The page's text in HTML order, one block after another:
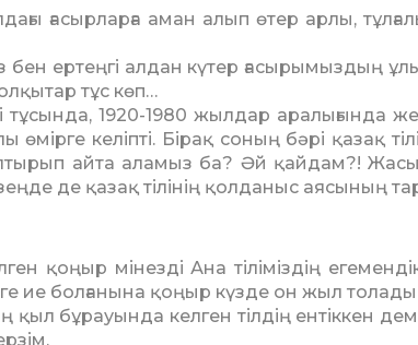
ғасырларға аман алып өтер арлы,
бен ертеңгі алдан кү­тер ға­сырымыздың
тұс көп…
1920-1980 жыл­дар аралығында
келіпті. Бірақ со­ның бәрі қазақ
айта аламыз ба? Әй қай­дам?!
де қазақ тілінің қолданыс ая­сының
қоңыр мінезді Ана тіліміздің
ие болғанына қоңыр күзде он жыл толады
бұрауында келген тілдің ентіккен